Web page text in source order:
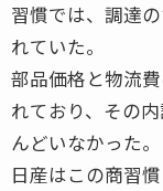
習慣では、調達
れていた。
部品価格と物流
れており、その
んどいなかった。
日産はこの商習